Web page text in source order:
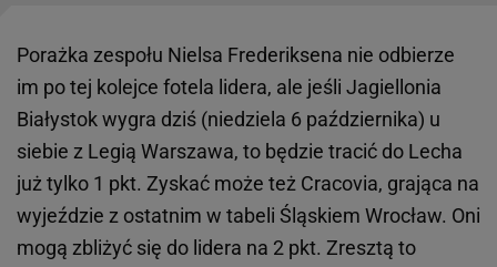
Porażka zespołu Nielsa Frederiksena nie odbierze
im po tej kolejce fotela lidera, ale jeśli Jagiellonia
Białystok wygra dziś (niedziela 6 października) u
siebie z Legią Warszawa, to będzie tracić do Lecha
już tylko 1 pkt. Zyskać może też Cracovia, grająca na
wyjeździe z ostatnim w tabeli Śląskiem Wrocław. Oni
mogą zbliżyć się do lidera na 2 pkt. Zresztą to